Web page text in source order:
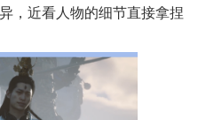
，近看人物的细节直接拿捏